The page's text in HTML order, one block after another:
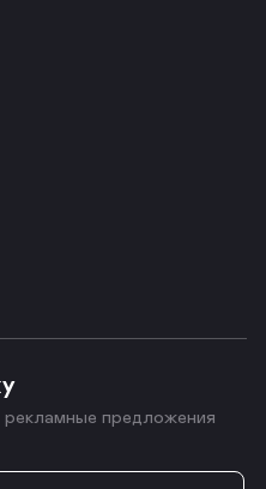
предложения